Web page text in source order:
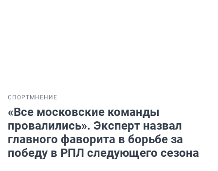
СПОРТ МНЕНИЕ
«Все московские команды
провалились». Эксперт назвал
главного фаворита в борьбе за
победу в РПЛ следующего сезона